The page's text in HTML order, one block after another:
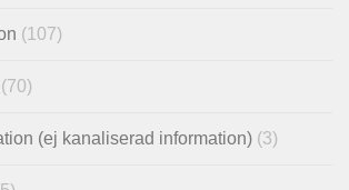
(107)
(70)
(ej kanaliserad information) (3)